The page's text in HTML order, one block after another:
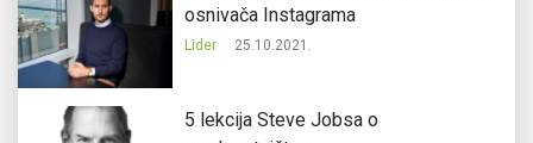
osnivača Instagrama
Lider 25.10.2021.
5 lekcija Steve Jobsa o